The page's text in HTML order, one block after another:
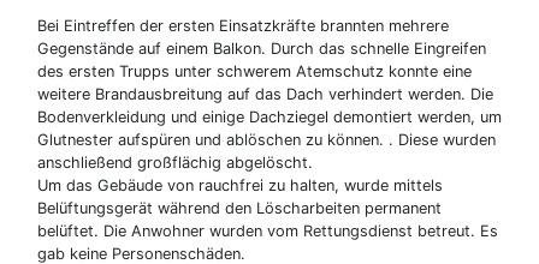
Bei Eintreffen der ersten Einsatzkräfte brannten mehrere
Gegenstände auf einem Balkon. Durch das schnelle Eingreifen
des ersten Trupps unter schwerem Atemschutz konnte eine
weitere Brandausbreitung auf das Dach verhindert werden. Die
Bodenverkleidung und einige Dachziegel demontiert werden, um
Glutnester aufspüren und ablöschen zu können. . Diese wurden
anschließend großflächig abgelöscht.
Um das Gebäude von rauchfrei zu halten, wurde mittels
Belüftungsgerät während den Löscharbeiten permanent
belüftet. Die Anwohner wurden vom Rettungsdienst betreut. Es
gab keine Personenschäden.